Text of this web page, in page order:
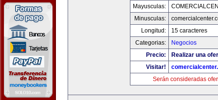
Mayusculas:
Minusculas:
Longitud:
15 caracteres
Categorias:
Negocios
Precio:
Realizar una
Visitar!
Serán consideradas